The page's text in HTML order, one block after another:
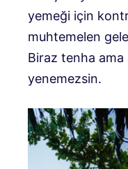
yemeği için
muhtemelen
Biraz tenha ama
yenemezsin.